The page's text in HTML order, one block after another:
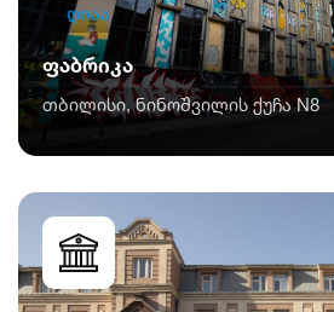
ღიაა
ფაბრიკა
თბილისი, ნინოშვილის ქუჩა N8